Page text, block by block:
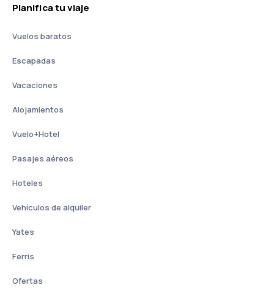
Planifica tu viaje
Vuelos baratos
Escapadas
Vacaciones
Alojamientos
Vuelo+Hotel
Pasajes aéreos
Hoteles
Vehículos de alquiler
Yates
Ferris
Ofertas